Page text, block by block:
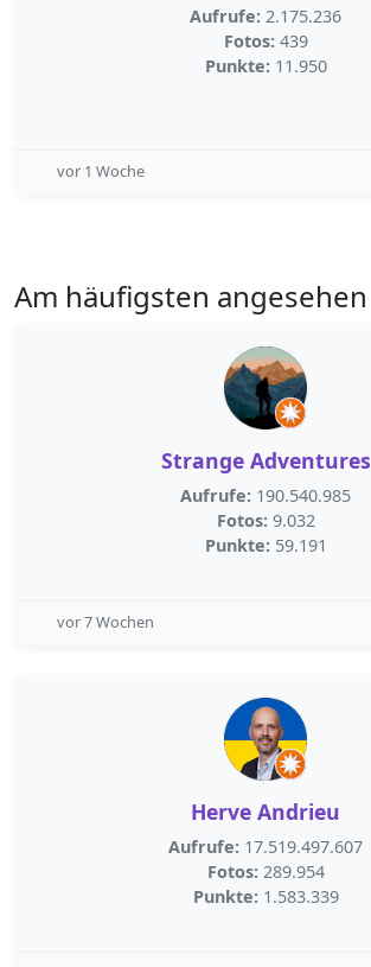
Aufrufe: 2.175.236
Fotos: 439
Punkte: 11.950
vor 1 Woche
Am häufigsten angesehen
Strange Adventures
Aufrufe: 190.540.985
Fotos: 9.032
Punkte: 59.191
vor 7 Wochen
Herve Andrieu
Aufrufe: 17.519.497.607
Fotos: 289.954
Punkte: 1.583.339